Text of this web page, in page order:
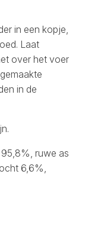
in een kopje,
Laat
over het voer
in de
ruwe as
6,6%,